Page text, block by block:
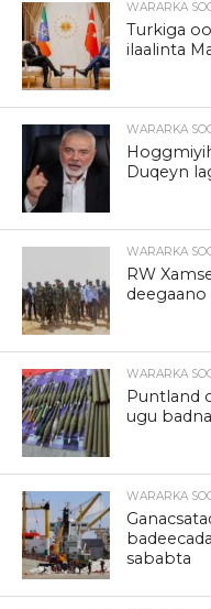
WARARKA
Turkiga
ilaalinta
WARARKA
Duqeyn
WARARKA
RW
deegaano
WARARKA
Puntland
ugu
WARARKA
sababta